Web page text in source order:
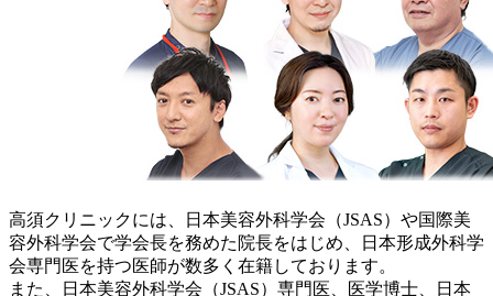
高須クリニックには、日本美容外科学会（JSAS）や国際美
容外科学会で学会長を務めた院長をはじめ、日本形成外科学
会専門医を持つ医師が数多く在籍しております。
また、日本美容外科学会（JSAS）専門医、医学博士、日本